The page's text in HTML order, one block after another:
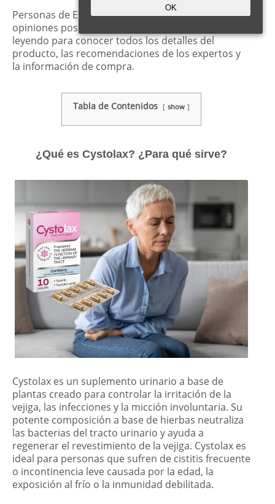
Personas de España están compartiendo
opiniones positivas sobre Cystolax en Internet. Siga
leyendo para conocer todos los detalles del
producto, las recomendaciones de los expertos y
la información de compra.
Tabla de Contenidos show
¿Qué es Cystolax? ¿Para qué sirve?
Cystolax es un suplemento urinario a base de
plantas creado para controlar la irritación de la
vejiga, las infecciones y la micción involuntaria. Su
potente composición a base de hierbas neutraliza
las bacterias del tracto urinario y ayuda a
regenerar el revestimiento de la vejiga. Cystolax es
ideal para personas que sufren de cistitis frecuente
o incontinencia leve causada por la edad, la
exposición al frío o la inmunidad debilitada.
OK